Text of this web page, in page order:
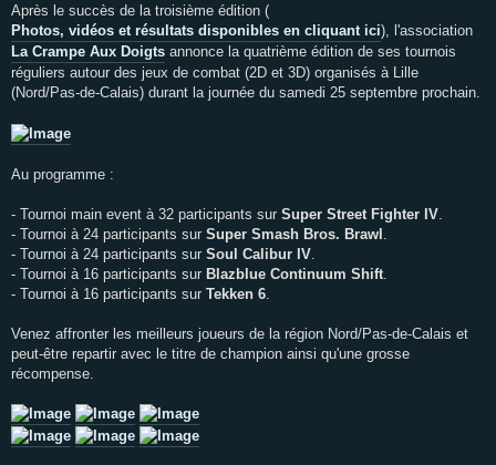
s
a
g
e
Après le succès de la troisième édition (
Photos, vidéos et résultats disponibles en cliquant ici), l'association
La Crampe Aux Doigts annonce la quatrième édition de ses tournois
réguliers autour des jeux de combat (2D et 3D) organisés à Lille
(Nord/Pas-de-Calais) durant la journée du samedi 25 septembre prochain.
Au programme :
- Tournoi main event à 32 participants sur Super Street Fighter IV
- Tournoi à 24 participants sur Super Smash Bros. Brawl
- Tournoi à 24 participants sur Soul Calibur IV
- Tournoi à 16 participants sur Blazblue Continuum Shift
- Tournoi à 16 participants sur Tekken 6
Venez affronter les meilleurs joueurs de la région Nord/Pas-de-Calais et
peut-être repartir avec le titre de champion ainsi qu'une grosse
récompense.